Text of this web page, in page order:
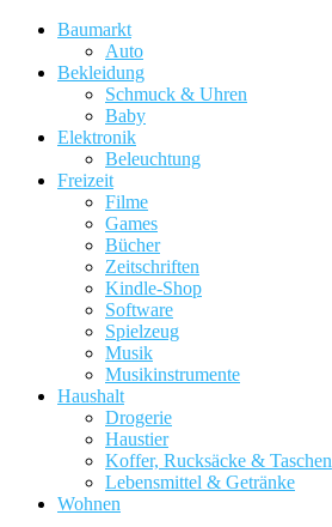
Baumarkt
Auto
Bekleidung
Schmuck & Uhren
Baby
Elektronik
Beleuchtung
Freizeit
Filme
Games
Bücher
Zeitschriften
Kindle-Shop
Software
Spielzeug
Musik
Musikinstrumente
Haushalt
Drogerie
Haustier
Koffer, Rucksäcke & Taschen
Lebensmittel & Getränke
Wohnen